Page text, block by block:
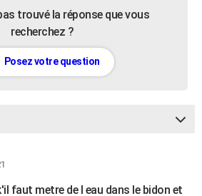
trouvé la réponse que vous
recherchez ?
Posez votre question
faut metre de l eau dans le bidon et